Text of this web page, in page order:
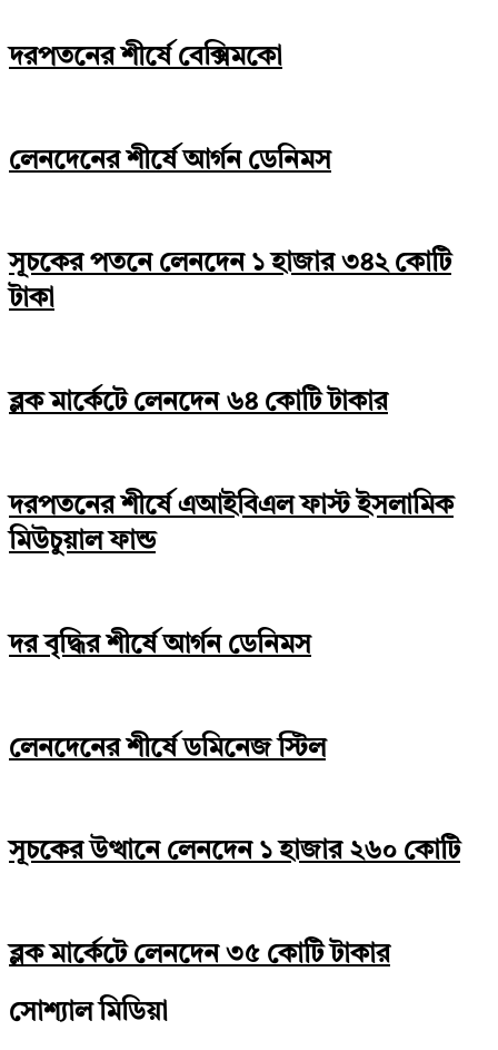
দরপতনের শীর্ষে বেক্সিমকো
লেনদেনের শীর্ষে আর্গন ডেনিমস
সূচকের পতনে লেনদেন ১ হাজার ৩৪২ কোটি
টাকা
ব্লক মার্কেটে লেনদেন ৬৪ কোটি টাকার
দরপতনের শীর্ষে এআইবিএল ফাস্ট ইসলামিক
মিউচুয়াল ফান্ড
দর বৃদ্ধির শীর্ষে আর্গন ডেনিমস
লেনদেনের শীর্ষে ডমিনেজ স্টিল
সূচকের উত্থানে লেনদেন ১ হাজার ২৬০ কোটি
ব্লক মার্কেটে লেনদেন ৩৫ কোটি টাকার
সোশ্যাল মিডিয়া